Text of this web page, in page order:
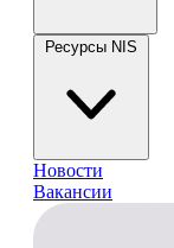
Ресурсы NIS
Новости
Вакансии